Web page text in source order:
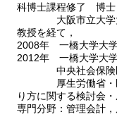
２ 参照原価ベンチマ
３ 参照原価制度が
第10章Payment by
の模索
１ PbR 制度とNHS
２ NHS 原価計算の
科博士課程修了 博士
大阪市立大学大学
教授を経て，
2008年 一橋大学大
2012年 一橋大学大
中央社会保険医療
厚生労働省・医療
り方に関する検討会
専門分野：管理会計